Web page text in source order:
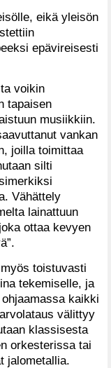
eikä yleisön
epävireisesti
voikin
tapaisen
musiikkiin.
vankan
joilla toimittaa
silti
Vähättely
lainattuun
ottaa kevyen
toistuvasti
tekemiselle, ja
kaikki
välittyy
klassisesta
orkesterissa tai
jalometallia.